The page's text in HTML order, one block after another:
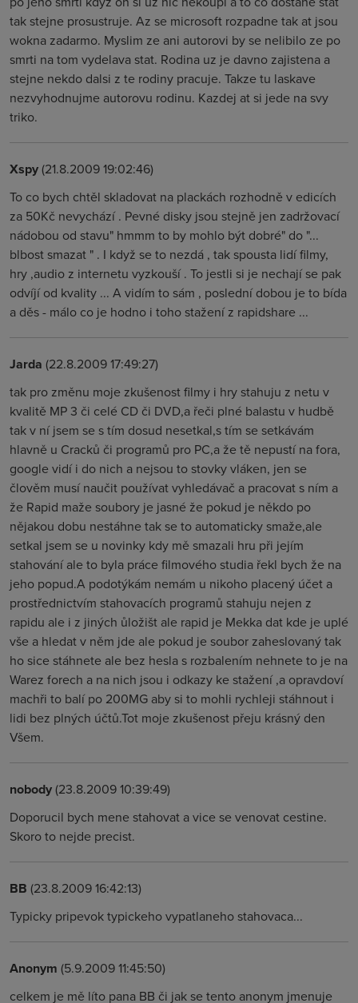
tak stejne prosustruje. Az se microsoft rozpadne tak at jsou
wokna zadarmo. Myslim ze ani autorovi by se nelibilo ze po
smrti na tom vydelava stat. Rodina uz je davno zajistena a
stejne nekdo dalsi z te rodiny pracuje. Takze tu laskave
nezvyhodnujme autorovu rodinu. Kazdej at si jede na svy
triko.
Xspy(21.8.2009 19:02:46)
To co bych chtěl skladovat na plackách rozhodně v edicích
za 50Kč nevychází . Pevné disky jsou stejně jen zadržovací
nádobou od stavu" hmmm to by mohlo být dobré" do "...
blbost smazat " . I když se to nezdá , tak spousta lidí filmy,
hry ,audio z internetu vyzkouší . To jestli si je nechají se pak
odvíjí od kvality ... A vidím to sám , poslední dobou je to bída
a děs - málo co je hodno i toho stažení z rapidshare ...
Jarda (22.8.2009 17:49:27)
tak pro změnu moje zkušenost filmy i hry stahuju z netu v
kvalitě MP 3 či celé CD či DVD,a řeči plné balastu v hudbě
tak v ní jsem se s tím dosud nesetkal,s tím se setkávám
hlavně u Cracků či programů pro PC,a že tě nepustí na fora,
google vidí i do nich a nejsou to stovky vláken, jen se
člověm musí naučit používat vyhledávač a pracovat s ním a
že Rapid maže soubory je jasné že pokud je někdo po
nějakou dobu nestáhne tak se to automaticky smaže,ale
setkal jsem se u novinky kdy mě smazali hru při jejím
stahování ale to byla práce filmového studia řekl bych že na
jeho popud.A podotýkám nemám u nikoho placený účet a
prostřednictvím stahovacích programů stahuju nejen z
rapidu ale i z jiných ůložišt ale rapid je Mekka dat kde je uplé
vše a hledat v něm jde ale pokud je soubor zaheslovaný tak
ho sice stáhnete ale bez hesla s rozbalením nehnete to je na
Warez forech a na nich jsou i odkazy ke stažení ,a opravdoví
machři to balí po 200MG aby si to mohli rychleji stáhnout i
lidi bez plných účtů.Tot moje zkušenost přeju krásný den
Všem.
nobody(23.8.2009 10:39:49)
Doporucil bych mene stahovat a vice se venovat cestine.
Skoro to nejde precist.
BB (23.8.2009 16:42:13)
Typicky pripevok typickeho vypatlaneho stahovaca...
Anonym (5.9.2009 11:45:50)
celkem je mě líto pana BB či jak se tento anonym jmenuje